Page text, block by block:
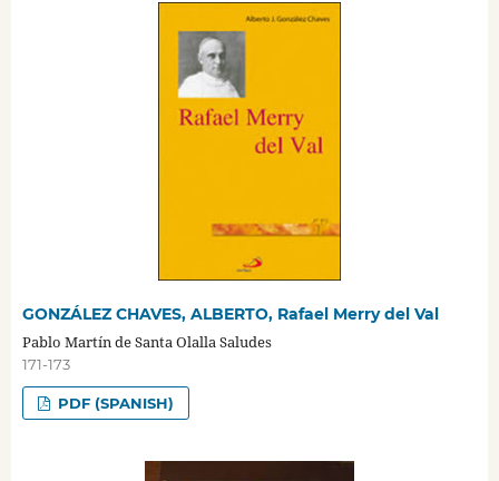
GONZÁLEZ CHAVES, ALBERTO, Rafael Merry del Val
Pablo Martín de Santa Olalla Saludes
171-173
PDF (SPANISH)